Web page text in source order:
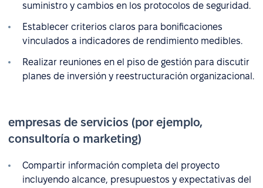
suministro y cambios en los protocolos de seguridad.
Establecer criterios claros para bonificaciones
vinculados a indicadores de rendimiento medibles.
Realizar reuniones en el piso de gestión para discutir
planes de inversión y reestructuración organizacional.
empresas de servicios (por ejemplo,
consultoría o marketing)
Compartir información completa del proyecto
incluyendo alcance, presupuestos y expectativas del